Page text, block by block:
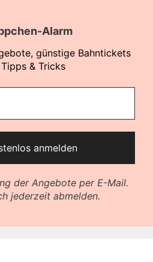
Alarm
günstige Bahntickets
& Tricks
der Angebote per E-Mail.
jederzeit abmelden.